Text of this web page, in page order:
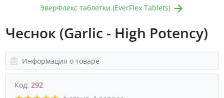
ЭверФлекс таблетки (EverFlex Tablets)
Чеснок (Garlic - High Potency)
Информация о товаре
Код: 292